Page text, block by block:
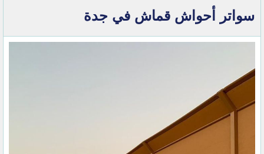
سواتر أحواش قماش في جدة